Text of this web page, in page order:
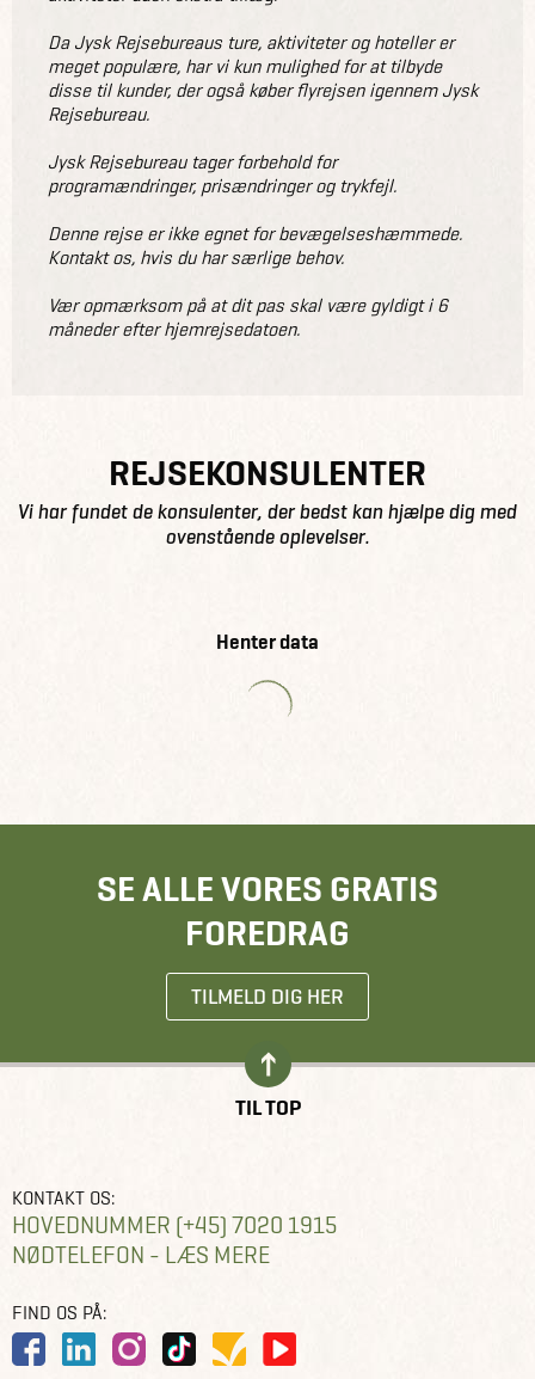
Da Jysk Rejsebureaus ture, aktiviteter og hoteller er
meget populære, har vi kun mulighed for at tilbyde
disse til kunder, der også køber flyrejsen igennem Jysk
Rejsebureau.
Jysk Rejsebureau tager forbehold for
programændringer, prisændringer og trykfejl.
Denne rejse er ikke egnet for bevægelseshæmmede.
Kontakt os, hvis du har særlige behov.
Vær opmærksom på at dit pas skal være gyldigt i 6
måneder efter hjemrejsedatoen.
REJSEKONSULENTER
Vi har fundet de konsulenter, der bedst kan hjælpe dig med
ovenstående oplevelser.
Henter data
SE ALLE VORES GRATIS
FOREDRAG
TILMELD DIG HER
TIL TOP
KONTAKT OS:
HOVEDNUMMER (+45) 7020 1915
NØDTELEFON - LÆS MERE
FIND OS PÅ: